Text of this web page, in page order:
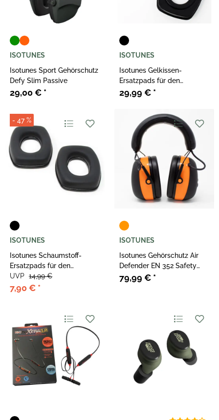
ISOTUNES
Isotunes Sport Gehörschutz
Defy Slim Passive
29,00 € *
ISOTUNES
Isotunes Gelkissen-
Ersatzpads für den
Gehörschutz Defy Slim
29,99 € *
- 47 %
ISOTUNES
Isotunes Schaumstoff-
Ersatzpads für den
Gehörschutz Defy Slim
7,90 € *
UVP 14,99 €
ISOTUNES
Isotunes Gehörschutz Air
Defender EN 352 Safety
Orange
79,99 € *